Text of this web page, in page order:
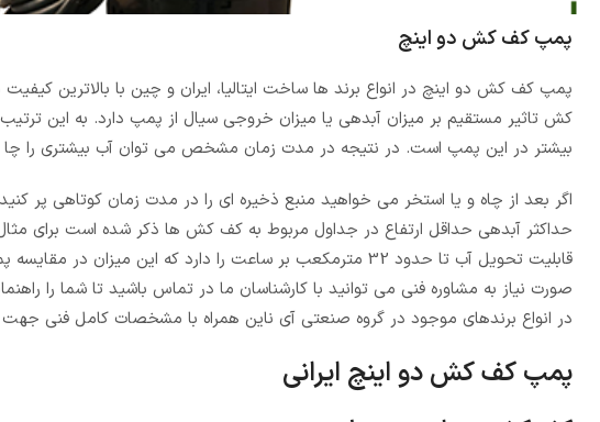
پمپ کف کش دو اینچ
پمپ کف کش دو اینچ در انواع برند ها ساخت ایتالیا، ایران و چین با بالاترین
کش تاثیر مستقیم بر میزان آبدهی یا میزان خروجی سیال از پمپ دارد. به این
بیشتر در این پمپ است. در نتیجه در مدت زمان مشخص می توان آب بیشتری را چا به
اگر بعد از چاه و یا استخر می خواهید منبع ذخیره ای را در مدت زمان کوتاهی پر
حداکثر آبدهی حداقل ارتفاع در جداول مربوط به کف کش ها ذکر شده است
قابلیت تحویل آب تا حدود 32 مترمکعب بر ساعت را دارد که
صورت نیاز به مشاوره فنی می توانید با کارشناسان ما در تماس باشید تا شما را
در انواع برندهای موجود در گروه صنعتی آی ناین همراه با مشخصات کامل فنی
پمپ کف کش دو اینچ ایرانی